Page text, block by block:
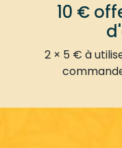
10 €
2 × 5 € à